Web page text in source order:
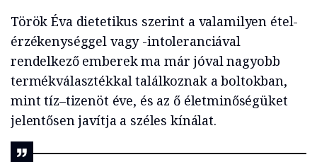
Török Éva dietetikus szerint a valamilyen étel­
érzékenységgel vagy -intoleranciával
rendelkező emberek ma már jóval nagyobb
termékválasztékkal találkoznak a boltokban,
mint tíz–tizenöt éve, és az ő életminőségüket
jelentősen javítja a széles kínálat.